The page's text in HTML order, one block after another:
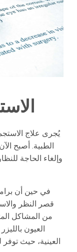
يُجرى علاج
الطبية. أصبح
وإلغاء الحاجة
في حين أن
قصر النظر
من المشاكل
العيون
العينية، حيث